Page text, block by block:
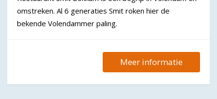
omstreken. Al 6 generaties Smit roken hier de
bekende Volendammer paling.
Meer informatie